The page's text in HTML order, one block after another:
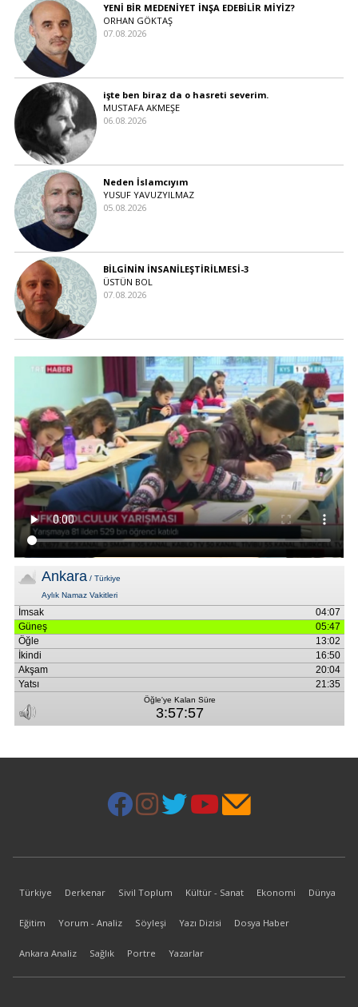
YENİ BİR MEDENİYET İNŞA EDEBİLİR MİYİZ?
ORHAN GÖKTAŞ
07.08.2026
işte ben biraz da o hasreti severim.
MUSTAFA AKMEŞE
06.08.2026
Neden İslamcıyım
YUSUF YAVUZYILMAZ
05.08.2026
BİLGİNİN İNSANİLEŞTİRİLMESİ-3
ÜSTÜN BOL
07.08.2026
Türkiye Derkenar Sivil Toplum Kültür - Sanat Ekonomi Dünya
Eğitim Yorum - Analiz Söyleşi Yazı Dizisi Dosya Haber
Ankara Analiz Sağlık Portre Yazarlar